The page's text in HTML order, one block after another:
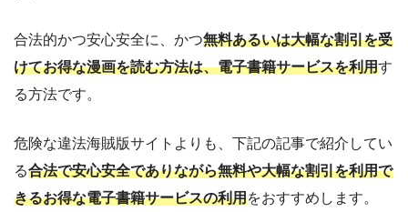
合法的かつ安心安全に、かつ無料あるいは大幅な割引を受
けてお得な漫画を読む方法は、電子書籍サービスを利用す
る方法です。
危険な違法海賊版サイトよりも、下記の記事で紹介してい
る合法で安心安全でありながら無料や大幅な割引を利用で
きるお得な電子書籍サービスの利用をおすすめします。